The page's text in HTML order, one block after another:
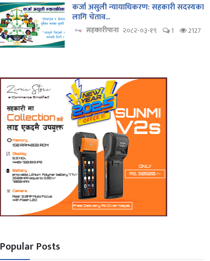
कर्जा असुली न्यायाधिकरण: सहकारी सदस्यका
लागि चेताव...
सहकारीपाना २०८२-०३-१९ 1 2127
Popular Posts